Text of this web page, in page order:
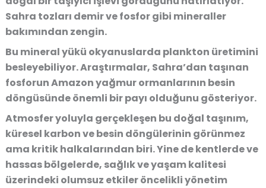
Sahra tozları demir ve fosfor gibi mineraller
bakımından zengin.
Bu mineral yükü okyanuslarda plankton üretimini
besleyebiliyor. Araştırmalar, Sahra’dan taşınan
fosforun Amazon yağmur ormanlarının besin
döngüsünde önemli bir payı olduğunu gösteriyor.
Atmosfer yoluyla gerçekleşen bu doğal taşınım,
küresel karbon ve besin döngülerinin görünmez
ama kritik halkalarından biri. Yine de kentlerde ve
hassas bölgelerde, sağlık ve yaşam kalitesi
üzerindeki olumsuz etkiler öncelikli yönetim